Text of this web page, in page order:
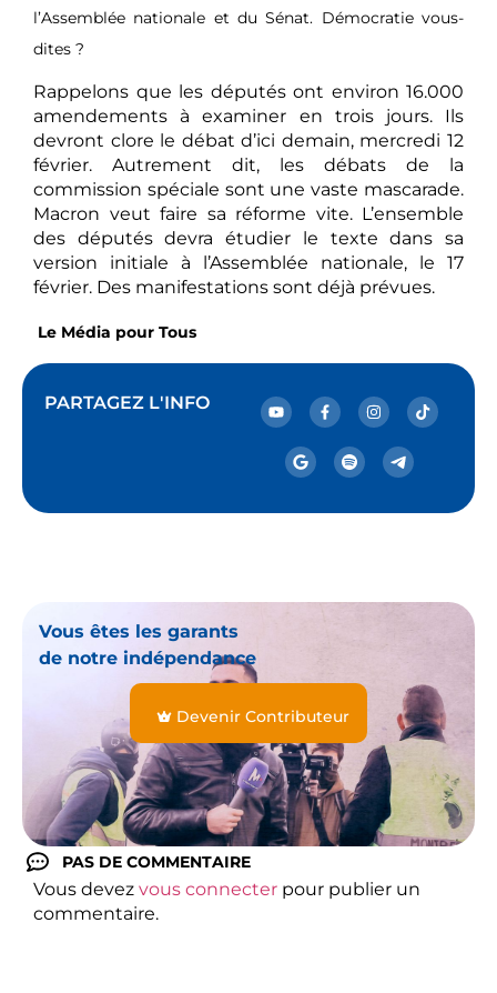
l’Assemblée nationale et du Sénat. Démocratie vous-
dites ?
Rappelons que les députés ont environ 16.000
amendements à examiner en trois jours. Ils
devront clore le débat d’ici demain, mercredi 12
février. Autrement dit, les débats de la
commission spéciale sont une vaste mascarade.
Macron veut faire sa réforme vite. L’ensemble
des députés devra étudier le texte dans sa
version initiale à l’Assemblée nationale, le 17
février. Des manifestations sont déjà prévues.
Le Média pour Tous
PARTAGEZ L'INFO
Vous êtes les garants
de notre indépendance
Devenir Contributeur
PAS DE COMMENTAIRE
Vous devez vous connecter pour publier un
commentaire.